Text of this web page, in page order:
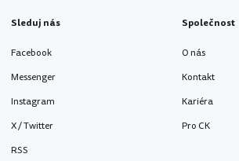
Sleduj nás
Facebook
Messenger
Instagram
X / Twitter
RSS
Společnost
O nás
Kontakt
Kariéra
Pro CK